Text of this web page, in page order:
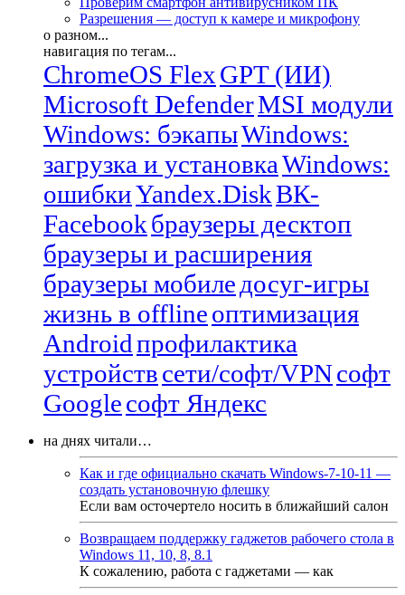
Разрешения — доступ к камере и микрофону
о разном...
навигация по тегам...
ChromeOS FlexGPT (ИИ)
Microsoft DefenderMSI модули
Windows: бэкапыWindows:
загрузка и установкаWindows:
ошибкиYandex.DiskВК-
Facebookбраузеры десктоп
браузеры и расширения
браузеры мобиле досуг-игры
жизнь в offlineоптимизация
Androidпрофилактика
устройствсети/софт/VPNсофт
Googleсофт Яндекс
на днях читали…
Как и где официально скачать Windows-7-10-11 —
создать установочную флешку
Если вам осточертело носить в ближайший салон
Возвращаем поддержку гаджетов рабочего стола в
Windows 11, 10, 8, 8.1
К сожалению, работа с гаджетами — как